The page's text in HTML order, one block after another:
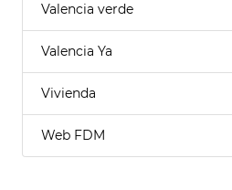
Valencia verde
Valencia Ya
Vivienda
Web FDM